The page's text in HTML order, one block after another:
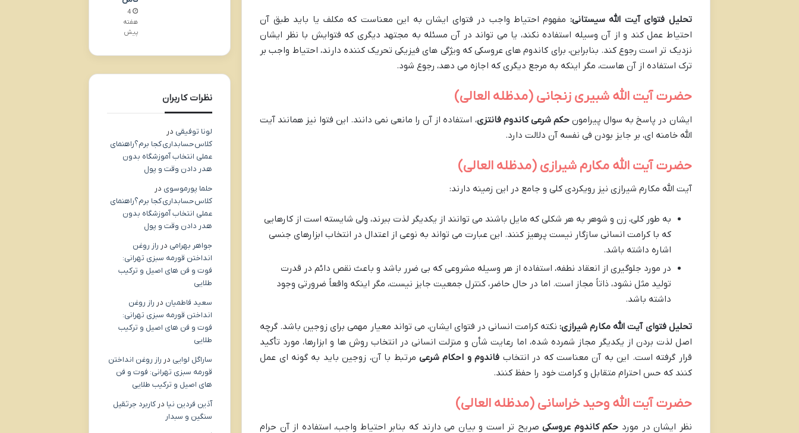
تحلیل فتوای آیت الله سیستانی: مفهوم احتیاط واجب در فتوای ایشان به این معناست که مکلف یا باید طبق آن
احتیاط عمل کند و از آن وسیله استفاده نکند، یا می تواند در آن مسئله به مجتهد دیگری که فتوایش با نظر ایشان
نزدیک تر است رجوع کند. بنابراین، برای کاندوم های عروسکی که ویژگی های فیزیکی تحریک کننده دارند، احتیاط واجب بر
ترک استفاده از آن هاست، مگر اینکه به مرجع دیگری که اجازه می دهد، رجوع شود.
حضرت آیت الله شبیری زنجانی (مدظله العالی)
ایشان در پاسخ به سوال پیرامونحکم شرعی کاندوم فانتزی، استفاده از آن را مانعی نمی دانند. این فتوا نیز همانند آیت
الله خامنه ای، بر جایز بودن فی نفسه آن دلالت دارد.
حضرت آیت الله مکارم شیرازی (مدظله العالی)
آیت الله مکارم شیرازی نیز رویکردی کلی و جامع در این زمینه دارند:
به طور کلی، زن و شوهر به هر شکلی که مایل باشند می توانند از یکدیگر لذت ببرند، ولی شایسته است از کارهایی
که با کرامت انسانی سازگار نیست پرهیز کنند. این عبارت می تواند به نوعی از اعتدال در انتخاب ابزارهای جنسی
اشاره داشته باشد.
در مورد جلوگیری از انعقاد نطفه، استفاده از هر وسیله مشروعی که بی ضرر باشد و باعث نقص دائم در قدرت
تولید مثل نشود، ذاتاً مجاز است. اما در حال حاضر، کنترل جمعیت جایز نیست، مگر اینکه واقعاً ضرورتی وجود
داشته باشد.
تحلیل فتوای آیت الله مکارم شیرازی:نکته کرامت انسانی در فتوای ایشان، می تواند معیار مهمی برای زوجین باشد. گرچه
اصل لذت بردن از یکدیگر مجاز شمرده شده، اما رعایت شأن و منزلت انسانی در انتخاب روش ها و ابزارها، مورد تأکید
قرار گرفته است. این به آن معناست که در انتخاب فاندوم و احکام شرعیمرتبط با آن، زوجین باید به گونه ای عمل
کنند که حس احترام متقابل و کرامت خود را حفظ کنند.
حضرت آیت الله وحید خراسانی (مدظله العالی)
نظر ایشان در مورد حکم کاندوم عروسکیصریح تر است و بیان می دارند که بنابر احتیاط واجب، استفاده از آن حرام
4
هفته
پیش
نظرات کاربران
لونا توفیقی در
کلاس حسابداری کجا برم؟راهنمای
عملی انتخاب آموزشگاه بدون
هدر دادن وقت و پول
حلما پورموسوی در
کلاس حسابداری کجا برم؟راهنمای
عملی انتخاب آموزشگاه بدون
هدر دادن وقت و پول
جواهر بهرامی در راز روغن
انداختن قورمه سبزی تهرانی:
فوت و فن های اصیل و ترکیب
طلایی
سعید فاطمیان در راز روغن
انداختن قورمه سبزی تهرانی:
فوت و فن های اصیل و ترکیب
طلایی
ساراگل لوایی در راز روغن انداختن
قورمه سبزی تهرانی: فوت و فن
های اصیل و ترکیب طلایی
آذین فردین نیا در کاربرد جرثقیل
سنگین و سبدار